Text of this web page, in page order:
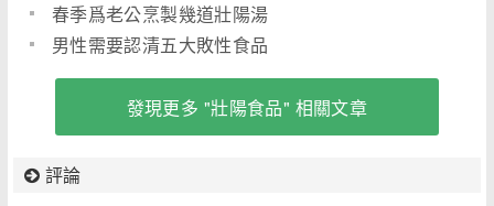
春季爲老公烹製幾道壯陽湯
男性需要認清五大敗性食品
發現更多 "壯陽食品" 相關文章
評論